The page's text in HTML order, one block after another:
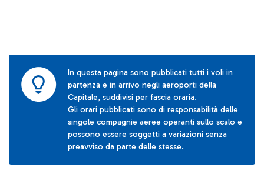
In questa pagina sono pubblicati tutti i voli in
partenza e in arrivo negli aeroporti della
Capitale, suddivisi per fascia oraria.
Gli orari pubblicati sono di responsabilità delle
singole compagnie aeree operanti sullo scalo e
possono essere soggetti a variazioni senza
preavviso da parte delle stesse.